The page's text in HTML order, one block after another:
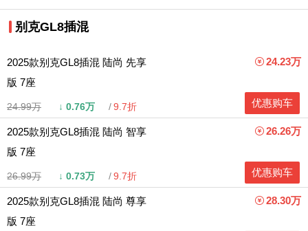
别克GL8插混
2025款别克GL8插混 陆尚 先享
版 7座
24.99万 ↓ 0.76万 9.7折
24.23万
优惠购车
2025款别克GL8插混 陆尚 智享
版 7座
26.99万 ↓ 0.73万 9.7折
26.26万
优惠购车
2025款别克GL8插混 陆尚 尊享
版 7座
28.30万